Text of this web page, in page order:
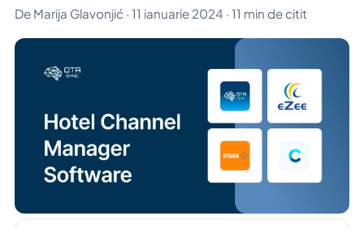
De Marija Glavonjić · 11 ianuarie 2024 · 11 min de citit